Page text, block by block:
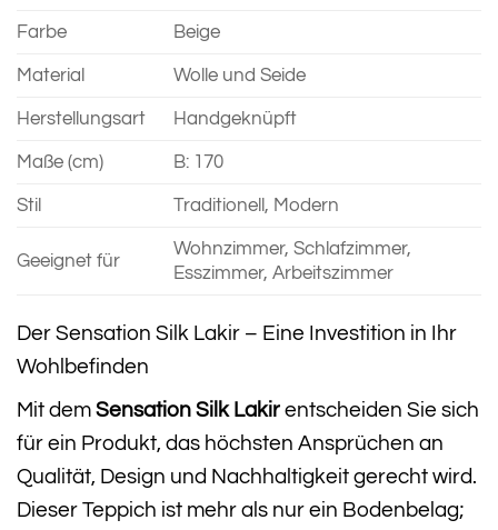
Farbe Beige
Material Wolle und Seide
Herstellungsart Handgeknüpft
Maße (cm) B: 170
Stil Traditionell, Modern
Geeignet für
Wohnzimmer, Schlafzimmer,
Esszimmer, Arbeitszimmer
Der Sensation Silk Lakir – Eine Investition in Ihr
Wohlbefinden
Mit dem Sensation Silk Lakir entscheiden Sie sich
für ein Produkt, das höchsten Ansprüchen an
Qualität, Design und Nachhaltigkeit gerecht wird.
Dieser Teppich ist mehr als nur ein Bodenbelag;